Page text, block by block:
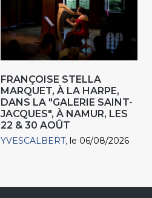
FRANÇOISE STELLA
MARQUET, À LA HARPE,
DANS LA "GALERIE SAINT-
JACQUES", À NAMUR, LES
22 & 30 AOÛT
YVESCALBERT le 06/08/2026